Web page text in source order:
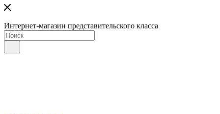
Интернет-магазин представительского класса